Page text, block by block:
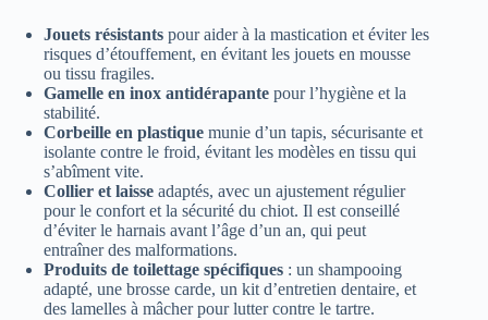
Jouets résistants pour aider à la mastication et éviter les
risques d’étouffement, en évitant les jouets en mousse
ou tissu fragiles.
Gamelle en inox antidérapante pour l’hygiène et la
stabilité.
Corbeille en plastique munie d’un tapis, sécurisante et
isolante contre le froid, évitant les modèles en tissu qui
s’abîment vite.
Collier et laisse adaptés, avec un ajustement régulier
pour le confort et la sécurité du chiot. Il est conseillé
d’éviter le harnais avant l’âge d’un an, qui peut
entraîner des malformations.
Produits de toilettage spécifiques : un shampooing
adapté, une brosse carde, un kit d’entretien dentaire, et
des lamelles à mâcher pour lutter contre le tartre.